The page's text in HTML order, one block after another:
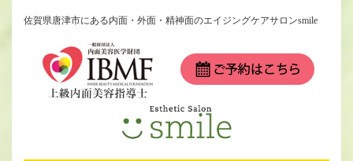
佐賀県唐津市にある内面・外面・精神面のエイジングケアサロンsmile